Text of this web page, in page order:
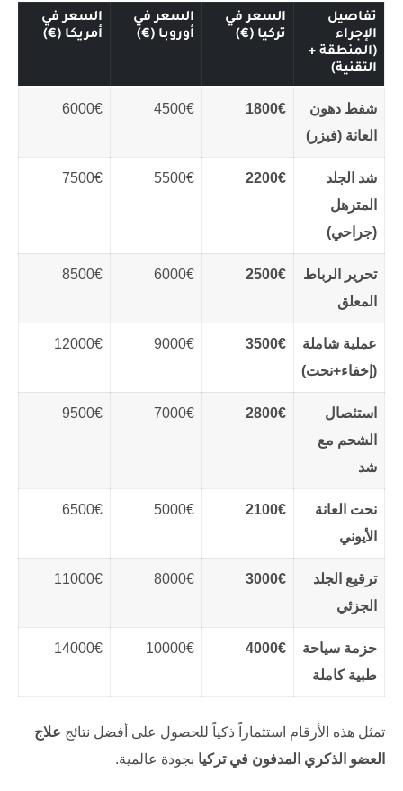
تفاصيل
الإجراء
(المنطقة +
التقنية)
السعر في
تركيا (€)
السعر في
أوروبا (€)
السعر في
أمريكا (€)
شفط دهون
العانة (فيزر)
1800€
4500€
6000€
شد الجلد
المترهل
(جراحي)
2200€
5500€
7500€
تحرير الرباط
المعلق
2500€
6000€
8500€
عملية شاملة
(إخفاء+نحت)
3500€
9000€
12000€
استئصال
الشحم مع
شد
2800€
7000€
9500€
نحت العانة
الأيوني
2100€
5000€
6500€
ترقيع الجلد
الجزئي
3000€
8000€
11000€
حزمة سياحة
طبية كاملة
4000€
10000€
14000€
تمثل هذه الأرقام استثماراً ذكياً للحصول على أفضل نتائج علاج
العضو الذكري المدفون في تركيا بجودة عالمية.